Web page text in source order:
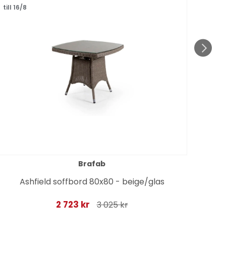
till 16/8
Brafab
Ashfield soffbord 80x80 - beige/glas
2 723 kr 3 025 kr